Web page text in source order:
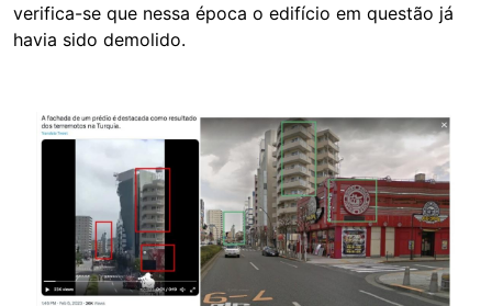
verifica-se que nessa época o edifício em questão já
havia sido demolido.
Image